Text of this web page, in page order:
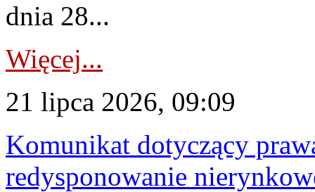
dnia 28...
Więcej...
21 lipca 2026, 09:09
Komunikat dotyczący
redysponowanie